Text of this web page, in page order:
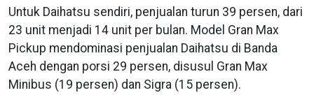
Untuk Daihatsu sendiri, penjualan turun 39 persen, dari
23 unit menjadi 14 unit per bulan. Model Gran Max
Pickup mendominasi penjualan Daihatsu di Banda
Aceh dengan porsi 29 persen, disusul Gran Max
Minibus (19 persen) dan Sigra (15 persen).